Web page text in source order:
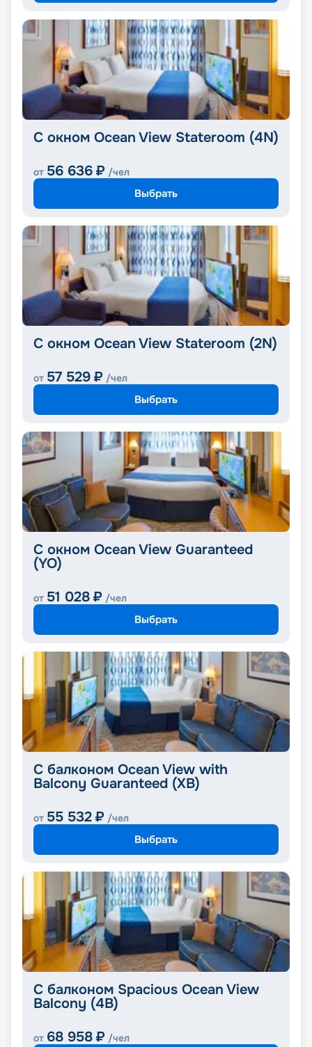
С окном Ocean View Stateroom (4N)
от 56 636 ₽ /чел
Выбрать
С окном Ocean View Stateroom (2N)
от 57 529 ₽ /чел
Выбрать
С окном Ocean View Guaranteed
(YO)
от 51 028 ₽ /чел
Выбрать
С балконом Ocean View with
Balcony Guaranteed (XB)
от 55 532 ₽ /чел
Выбрать
С балконом Spacious Ocean View
Balcony (4B)
от 68 958 ₽ /чел